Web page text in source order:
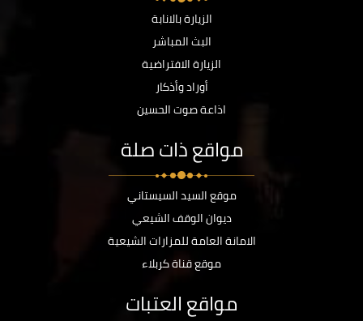
الزيارة بالانابة
البث المباشر
الزيارة الافتراضية
أوراد وأذكار
اذاعة صوت الحسين
مواقع ذات صلة
موقع السيد السيستاني
ديوان الوقف الشيعي
الامانة العامة للمزارات الشيعية
موقع قناة كربلاء
مواقع العتبات